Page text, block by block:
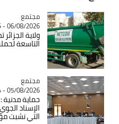
Catégorie
مجتمع
06/08/2026 - 11:26
ولاية
التاسعة
Catégorie
مجتمع
05/08/2026 - 12:54
حماية مدنية :
الإسناد
التي نشبت